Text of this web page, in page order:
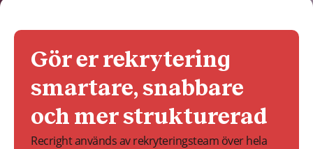
Gör er rekrytering
smartare, snabbare
och mer strukturerad
Recright används av rekryteringsteam över hela